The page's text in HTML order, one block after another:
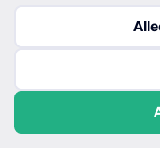
Copyright © 2026
privacy- en cookiebeleid